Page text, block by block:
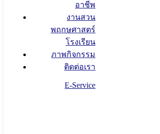
อาชีพ
งานสวน
พฤกษศาสตร์
โรงเรียน
ภาพกิจกรรม
ติดต่อเรา
E-Service